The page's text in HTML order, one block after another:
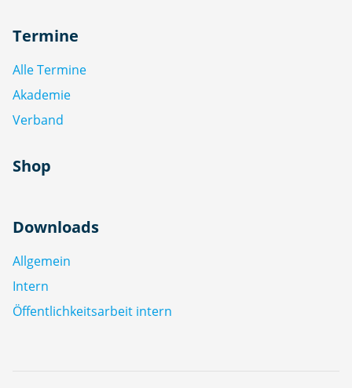
Termine
Alle Termine
Akademie
Verband
Shop
Downloads
Allgemein
Intern
Öffentlichkeitsarbeit intern